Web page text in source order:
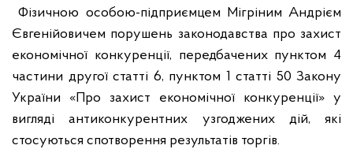
Фізичною особою-підприємцем Мігріним Андрієм
Євгенійовичем порушень законодавства про захист
економічної конкуренції, передбачених пунктом 4
частини другої статті 6, пунктом 1 статті 50 Закону
України «Про захист економічної конкуренції» у
вигляді антиконкурентних узгоджених дій, які
стосуються спотворення результатів торгів.